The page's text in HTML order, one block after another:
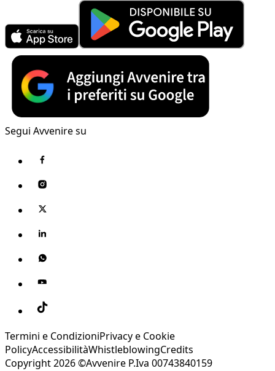
Segui Avvenire su
Termini e CondizioniPrivacy e Cookie
PolicyAccessibilitàWhistleblowingCredits
Copyright 2026 ©Avvenire P.Iva 00743840159